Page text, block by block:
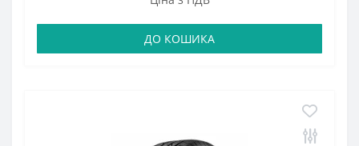
ДО КОШИКА